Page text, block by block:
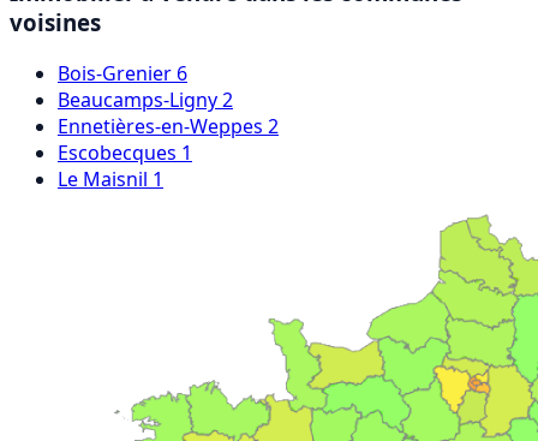
voisines
Bois-Grenier 6
Beaucamps-Ligny2
Ennetières-en-Weppes 2
Escobecques 1
Le Maisnil 1